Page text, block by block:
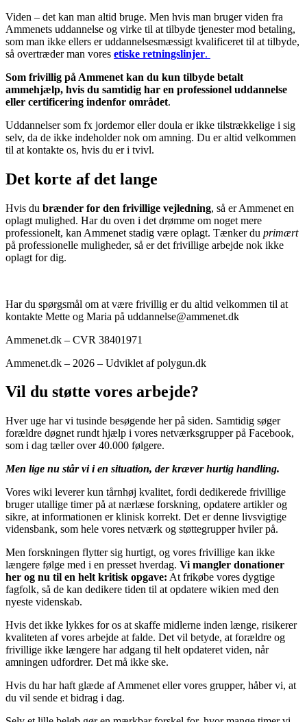
Viden – det kan man altid bruge. Men hvis man bruger viden fra
Ammenets uddannelse og virke til at tilbyde tjenester mod betaling,
som man ikke ellers er uddannelsesmæssigt kvalificeret til at tilbyde,
så overtræder man vores etiske retningslinjer.
Som frivillig på Ammenet kan du kun tilbyde betalt
ammehjælp, hvis du samtidig har en professionel uddannelse
eller certificering indenfor området.
Uddannelser som fx jordemor eller doula er ikke tilstrækkelige i sig
selv, da de ikke indeholder nok om amning. Du er altid velkommen
til at kontakte os, hvis du er i tvivl.
Det korte af det lange
Hvis du brænder for den frivillige vejledning, så er Ammenet en
oplagt mulighed. Har du oven i det drømme om noget mere
professionelt, kan Ammenet stadig være oplagt. Tænker du primært
på professionelle muligheder, så er det frivillige arbejde nok ikke
oplagt for dig.
Har du spørgsmål om at være frivillig er du altid velkommen til at
kontakte Mette og Maria på uddannelse@ammenet.dk
Ammenet.dk – CVR 38401971
Ammenet.dk – 2026 – Udviklet af polygun.dk
Vil du støtte vores arbejde?
Hver uge har vi tusinde besøgende her på siden. Samtidig søger
forældre døgnet rundt hjælp i vores netværksgrupper på Facebook,
som i dag tæller over 40.000 følgere.
Men lige nu står vi i en situation, der kræver hurtig handling.
Vores wiki leverer kun tårnhøj kvalitet, fordi dedikerede frivillige
bruger utallige timer på at nærlæse forskning, opdatere artikler og
sikre, at informationen er klinisk korrekt. Det er denne livsvigtige
vidensbank, som hele vores netværk og støttegrupper hviler på.
Men forskningen flytter sig hurtigt, og vores frivillige kan ikke
længere følge med i en presset hverdag. Vi mangler donationer
her og nu til en helt kritisk opgave: At frikøbe vores dygtige
fagfolk, så de kan dedikere tiden til at opdatere wikien med den
nyeste videnskab.
Hvis det ikke lykkes for os at skaffe midlerne inden længe, risikerer
kvaliteten af vores arbejde at falde. Det vil betyde, at forældre og
frivillige ikke længere har adgang til helt opdateret viden, når
amningen udfordrer. Det må ikke ske.
Hvis du har haft glæde af Ammenet eller vores grupper, håber vi, at
du vil sende et bidrag i dag.